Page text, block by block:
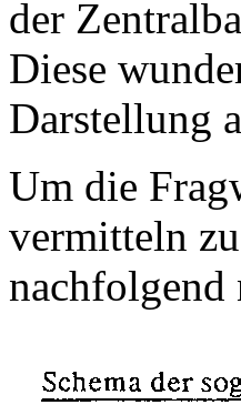
der
Diese
Darstellung
Um die
vermitteln